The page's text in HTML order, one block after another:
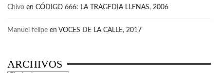
Chivo en CÓDIGO 666: LA TRAGEDIA LLENAS, 2006
Manuel felipe en VOCES DE LA CALLE, 2017
ARCHIVOS